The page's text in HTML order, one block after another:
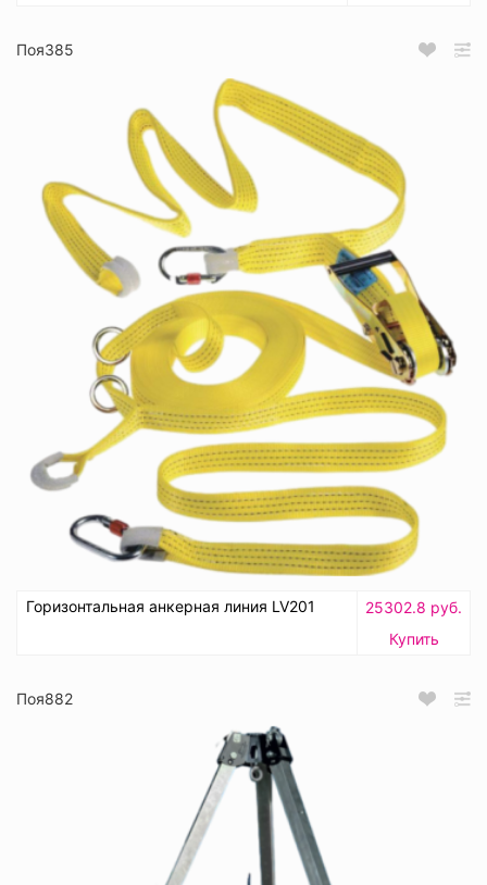
Поя385
Горизонтальная анкерная линия LV201
25302.8 руб.
Купить
Поя882